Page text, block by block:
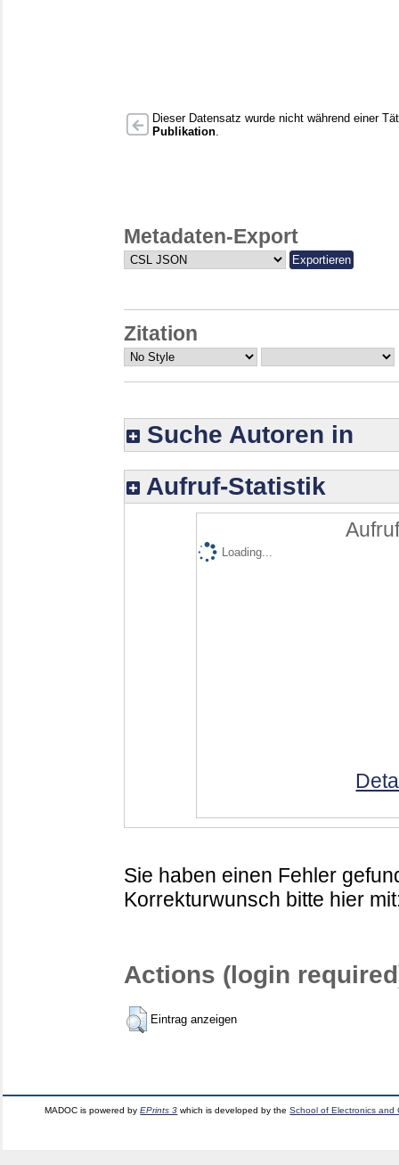
Dieser Datensatz wurde nicht während einer
Publikation
Metadaten-Export
Zitation
Suche Autoren in
Aufruf-Statistik
Loading...
Sie haben einen Fehler
Korrekturwunsch bitte hier
Actions (login
Eintrag anzeigen
MADOC is powered byEPrints 3 which is developed by theSchool of Electronics and